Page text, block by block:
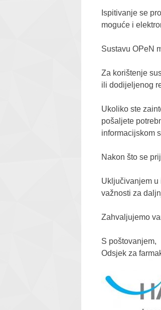
Ispitivanje se
moguće i
Sustavu OPeN
Za korištenje
ili dodijeljenog
Ukoliko ste
pošaljete
informacijskom
Nakon što se
Uključivanjem u
važnosti za
Zahvaljujemo
S poštovanjem,
Odsjek za